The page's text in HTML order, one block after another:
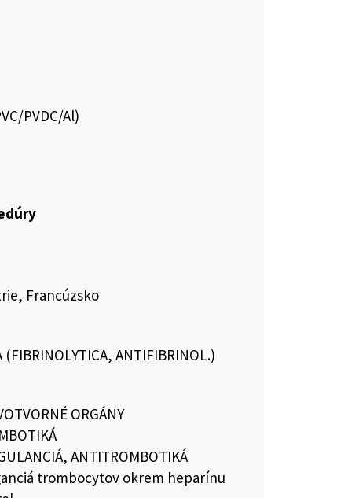
PVDC/Al)
Francúzsko
(FIBRINOLYTICA, ANTIFIBRINOL.)
ORGÁNY
ANTITROMBOTIKÁ
trombocytov okrem heparínu